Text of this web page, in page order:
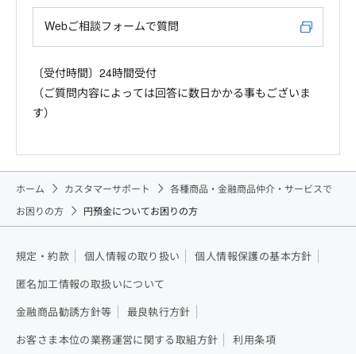
Webご相談フォームで質問
〔受付時間〕24時間受付
（ご質問内容によっては回答に数日かかる事もございま
す）
ホーム カスタマーサポート
各種商品・金融商品仲介・サービスで
お困りの方
円預金についてお困りの方
規定・約款 個人情報の取り扱い 個人情報保護の基本方針
匿名加工情報の取扱いについて
金融商品勧誘方針等 最良執行方針
お客さま本位の業務運営に関する取組方針 利用条項